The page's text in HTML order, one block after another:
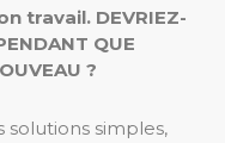
travail. DEVRIEZ-
QUE
?
solutions simples,